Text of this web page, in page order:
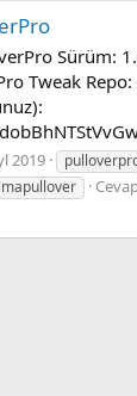
Sürüm:
Tweak
2019